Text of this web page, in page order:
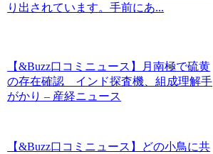
り出されています。手前にあ...
【&Buzz口コミニュース】月南極で硫黄
の存在確認 インド探査機、組成理解手
がかり – 産経ニュース
【&Buzz口コミニュース】どの小鳥に共